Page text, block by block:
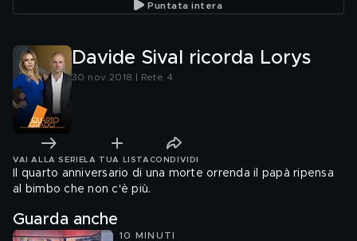
Puntata intera
Davide Sival ricorda Lorys
30 nov 2018 | Rete 4
VAI ALLA SERIE LA TUA LISTA CONDIVIDI
Il quarto anniversario di una morte orrenda il papà ripensa
al bimbo che non c'è più.
Guarda anche
10 MINUTI